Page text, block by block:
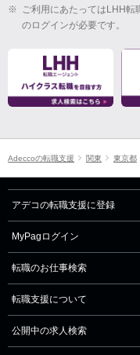
※ ご利用にあたってはLHH
のログインが必要です。
Adeccoの転職支援 関東 東京都
アデコの転職支援に登録
MyPagログイン
転職のお仕事検索
転職支援について
公開中の求人検索